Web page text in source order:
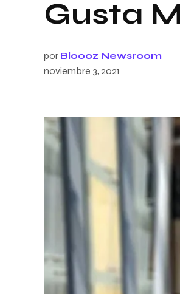
Gusta
por Bloooz Newsroom
noviembre 3, 2021